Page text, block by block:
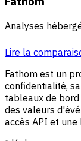
Analyses
Lire la
Fathom est un
confidentialité,
tableaux de
des valeurs
accès API et une